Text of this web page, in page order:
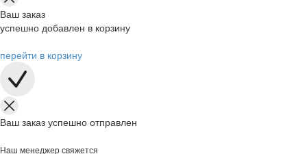
Ваш заказ
успешно добавлен в корзину
перейти в корзину
Ваш заказ успешно отправлен
Наш менеджер свяжется